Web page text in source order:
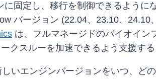
固定し、移行を制御できるよう
バージョン (22.04、23.10、
は、フルマネージドのバイオイン
クスルーを加速できるよう支援する
いエンジンバージョンをいつ、ど